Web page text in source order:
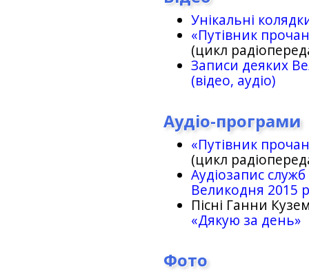
Унікальні
«Путівник
(цикл
Записи деяких
(відео, аудіо)
Аудіо-програми
«Путівник
(цикл
Аудіозапис
Великодня 2015
Пісні Ганни
«Дякую за день»
Фото